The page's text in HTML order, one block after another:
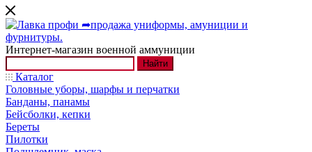
Интернет-магазин военной аммуниции
Найти
Каталог
Головные уборы, шарфы и перчатки
Банданы, панамы
Бейсболки, кепки
Береты
Пилотки